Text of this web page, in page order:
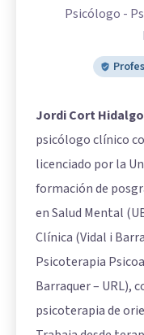
Psicólogo -
Jordi Cort Hidalgo
psicólogo clínico
licenciado por la
formación de
en Salud Mental
Clínica (Vidal i
Psicoterapia
Barraquer – URL),
psicoterapia de